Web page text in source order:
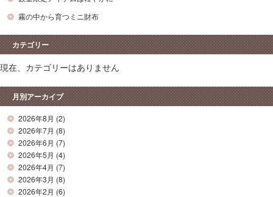
霧の中から育つミニ財布
カテゴリー
現在、カテゴリーはありません
月別アーカイブ
2026年8月 (2)
2026年7月 (8)
2026年6月 (7)
2026年5月 (4)
2026年4月 (7)
2026年3月 (8)
2026年2月 (6)